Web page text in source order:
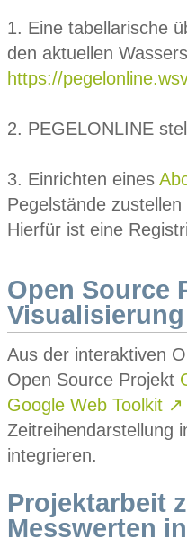
1. Eine tabellarische
den aktuellen
https://
2. PEGELONLINE
3. Einrichten eines
Pegelstände
Hierfür ist eine
Open Source
Visualisierung
Aus der interaktiven
Open Source Projekt
Google Web Toolkit ↗
Zeitreihendarstellung
integrieren.
Projektarbeit
Messwerten